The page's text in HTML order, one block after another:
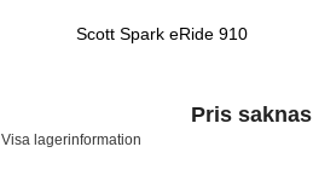
Scott Spark eRide 910
Pris saknas
Visa lagerinformation